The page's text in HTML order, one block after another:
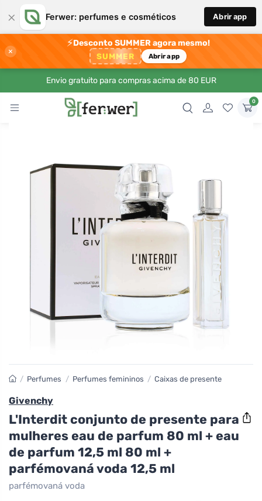
× Ferwer: perfumes e cosméticos Abrir app
×
⚡Desconto SUMMER agora mesmo!
SUMMER Abrir app
Envio gratuito para compras acima de 80 EUR
0
/ Perfumes / Perfumes femininos / Caixas de presente
Givenchy
L'Interdit conjunto de presente para
mulheres eau de parfum 80 ml + eau
de parfum 12,5 ml 80 ml +
parfémovaná voda 12,5 ml
parfémovaná voda